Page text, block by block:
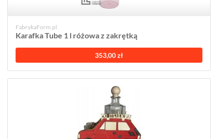
FabrykaForm.pl
Karafka Tube 1 l różowa z zakrętką
353,00 zł